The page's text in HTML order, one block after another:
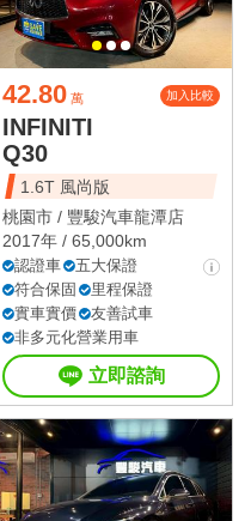
42.80 萬 加入比較
INFINITI
Q30
1.6T 風尚版
桃園市 / 豐駿汽車龍潭店
2017年 / 65,000km
認證車
五大保證
符合保固
里程保證
實車實價
友善試車
非多元化營業用車
立即諮詢